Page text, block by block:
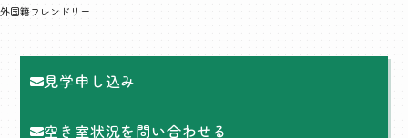
外国籍フレンドリー
見学申し込み
空き室状況を問い合わせる